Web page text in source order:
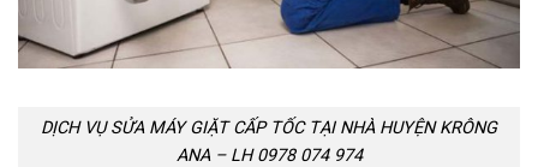
DỊCH VỤ SỬA MÁY GIẶT CẤP TỐC TẠI NHÀ HUYỆN KRÔNG
ANA – LH 0978 074 974